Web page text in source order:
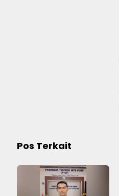
Pos Terkait